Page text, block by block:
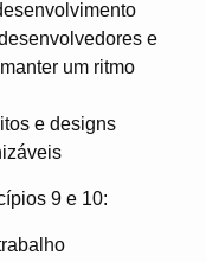
e
um ritmo
e designs
9 e 10: